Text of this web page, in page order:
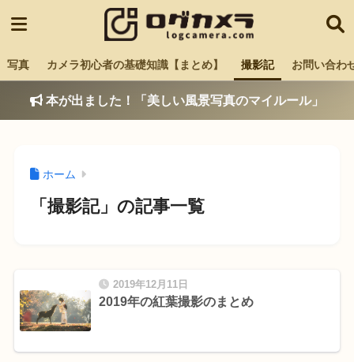
写真 カメラ初心者の基礎知識【まとめ】 撮影記 お問い合わ
本が出ました！「美しい風景写真のマイルール」
ホーム
「撮影記」の記事一覧
2019年12月11日
2019年の紅葉撮影のまとめ